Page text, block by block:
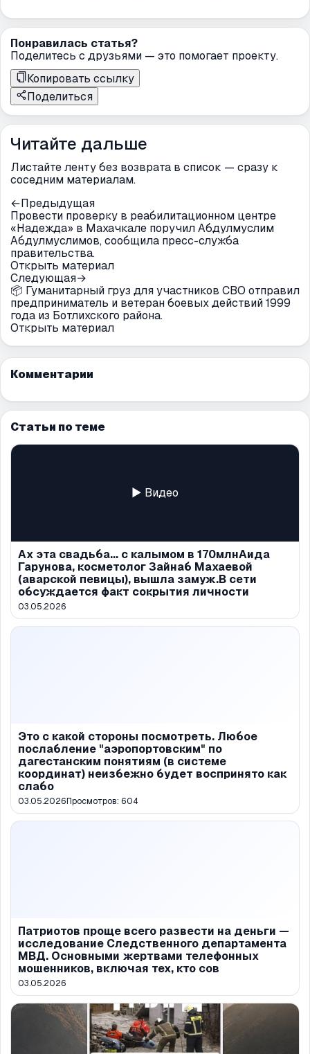
Понравилась статья?
Поделитесь с друзьями — это помогает проекту.
Копировать ссылку
Поделиться
Читайте дальше
Листайте ленту без возврата в список — сразу к
соседним материалам.
←Предыдущая
Провести проверку в реабилитационном центре
«Надежда» в Махачкале поручил Абдулмуслим
Абдулмуслимов, сообщила пресс-служба
правительства.
Открыть материал
Следующая→
📦 Гуманитарный груз для участников СВО отправил
предприниматель и ветеран боевых действий 1999
года из Ботлихского района.
Открыть материал
Комментарии
Статьи по теме
▶ Видео
Ах эта свадьба... с калымом в 170млнАида
Гарунова, косметолог Зайнаб Махаевой
(аварской певицы), вышла замуж.В сети
обсуждается факт сокрытия личности
03.05.2026
Это с какой стороны посмотреть. Любое
послабление "аэропортовским" по
дагестанским понятиям (в системе
координат) неизбежно будет воспринято как
слабо
03.05.2026Просмотров: 604
Патриотов проще всего развести на деньги —
исследование Следственного департамента
МВД. Основными жертвами телефонных
мошенников, включая тех, кто сов
03.05.2026